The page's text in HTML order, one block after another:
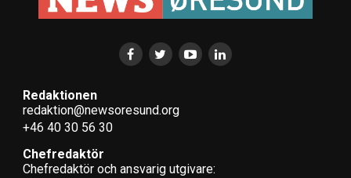
Redaktionen
redaktion@newsoresund.org
+46 40 30 56 30
Chefredaktör
Chefredaktör och ansvarig utgivare: